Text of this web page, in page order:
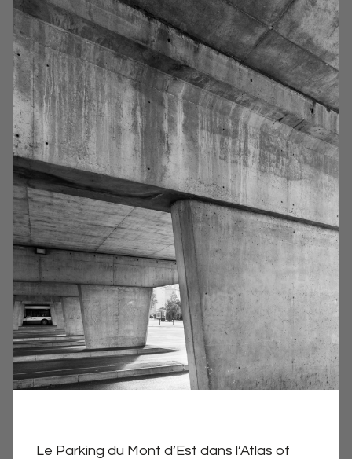
Le Parking du Mont d’Est dans l’Atlas of